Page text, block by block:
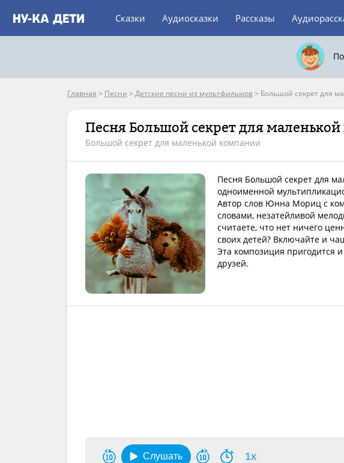
Сказки Аудиосказки Рассказы
Главная > Песни > Детские песни из мультфильмов> Большой секрет для
Песня Большой секрет для
Большой секрет для маленькой компании
Песня Большой секрет для
одноименной
Автор слов Юнна Мориц с
словами, незатейливой
считаете, что нет ничего
своих детей? Включайте и
Эта композиция пригодится
друзей.
Слушать 1x